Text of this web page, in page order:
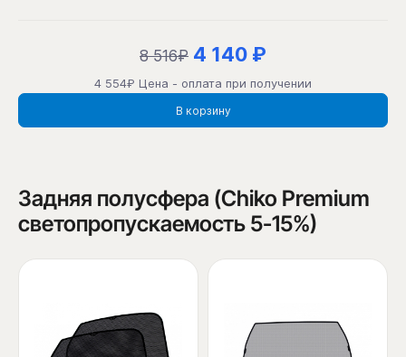
8 516₽ 4 140 ₽
4 554₽ Цена - оплата при получении
В корзину
Задняя полусфера (Chiko Premium
светопропускаемость 5-15%)